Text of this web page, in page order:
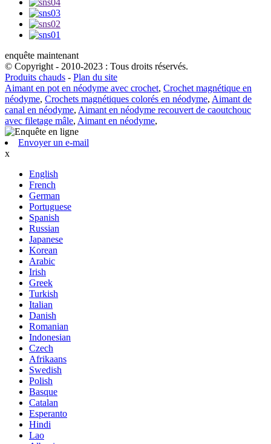
enquête maintenant
© Copyright - 2010-2023 : Tous droits réservés.
Produits chauds - Plan du site
Aimant en pot en néodyme avec crochet, Crochet magnétique en
néodyme, Crochets magnétiques colorés en néodyme, Aimant de
canal en néodyme, Aimant en néodyme recouvert de caoutchouc
avec filetage mâle, Aimant en néodyme,
Envoyer un e-mail
x
English
French
German
Portuguese
Spanish
Russian
Japanese
Korean
Arabic
Irish
Greek
Turkish
Italian
Danish
Romanian
Indonesian
Czech
Afrikaans
Swedish
Polish
Basque
Catalan
Esperanto
Hindi
Lao